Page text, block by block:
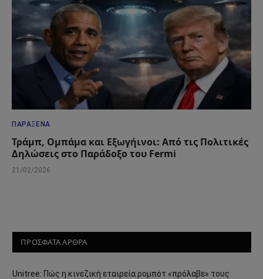
ΠΑΡΆΞΕΝΑ
Τράμπ, Ομπάμα και Εξωγήινοι: Από τις Πολιτικές
Δηλώσεις στο Παράδοξο του Fermi
21/02/2026
ΠΡΟΣΦΑΤΑ ΑΡΘΡΑ
Unitree: Πώς η κινεζική εταιρεία ρομπότ «πρόλαβε» τους